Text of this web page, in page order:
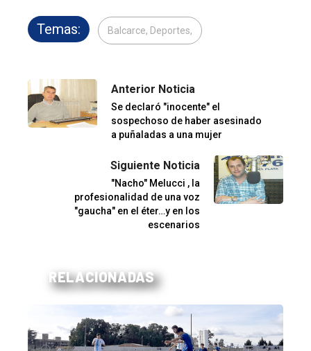
Temas: Balcarce, Deportes,
Anterior Noticia
Se declaró "inocente" el
sospechoso de haber asesinado
a puñaladas a una mujer
Siguiente Noticia
"Nacho" Melucci , la
profesionalidad de una voz
"gaucha" en el éter…y en los
escenarios
RELACIONADAS